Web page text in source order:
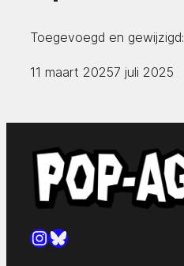
Toegevoegd en gewijzigd:
11 maart 20257 juli 2025
Instagram
Bluesky